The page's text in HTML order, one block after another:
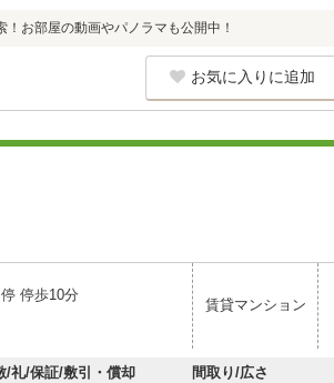
お部屋の動画やパノラマも公開中！
お気に入りに追加
停歩10分
賃貸マンション
/礼/保証/敷引・償却 間取り/広さ